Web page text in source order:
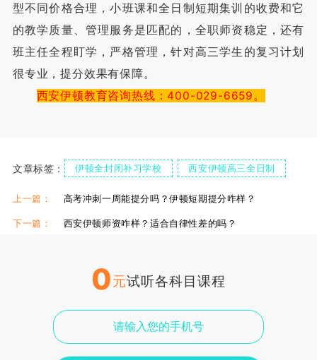
型不同价格合理，小班课和全日制短期集训的收费和它
的教学质量、管理服务是匹配的，全职师资稳定，还有
班主任全程盯学，严格管理，针对高三学生的复习计划
很专业，提分效果有保障。
西安伊顿教育咨询热线：400-029-6659。
文章标签： 伊顿全封闭补习学校 西安伊顿高三全日制
上一篇： 高考冲刺一周能提分吗？伊顿短期提分咋样？
下一篇： 西安伊顿师资咋样？适合自律性差的吗？
0元试听各科目课程